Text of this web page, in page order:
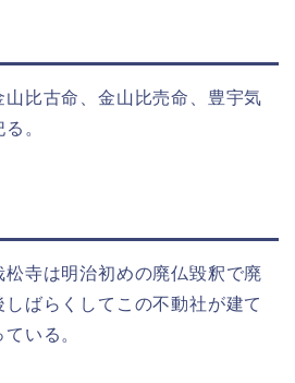
比古命、金山比売命、豊宇気
。
寺は明治初めの廃仏毀釈で廃
ばらくしてこの不動社が建て
いる。